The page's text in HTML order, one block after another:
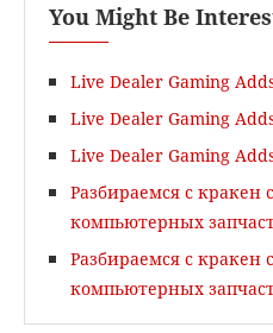
You Might Be
Live Dealer Gaming
Live Dealer Gaming
Live Dealer Gaming
Разбираемся с кракен
компьютерных
Разбираемся с кракен
компьютерных